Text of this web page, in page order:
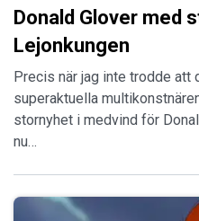
Donald Glover med
Lejonkungen
Precis när jag inte trodde att
superaktuella
stornyhet i medvind för
nu…